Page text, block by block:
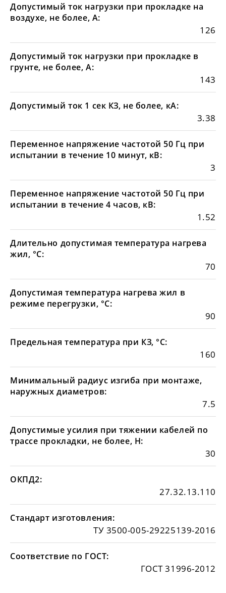
Допустимый ток нагрузки при прокладке на
воздухе, не более, А:
126
Допустимый ток нагрузки при прокладке в
грунте, не более, А:
143
Допустимый ток 1 сек КЗ, не более, кА:
3.38
Переменное напряжение частотой 50 Гц при
испытании в течение 10 минут, кВ:
3
Переменное напряжение частотой 50 Гц при
испытании в течение 4 часов, кВ:
1.52
Длительно допустимая температура нагрева
жил, °С:
70
Допустимая температура нагрева жил в
режиме перегрузки, °С:
90
Предельная температура при КЗ, °С:
160
Минимальный радиус изгиба при монтаже,
наружных диаметров:
7.5
Допустимые усилия при тяжении кабелей по
трассе прокладки, не более, Н:
30
ОКПД2:
27.32.13.110
Стандарт изготовления:
ТУ 3500-005-29225139-2016
Соответствие по ГОСТ:
ГОСТ 31996-2012